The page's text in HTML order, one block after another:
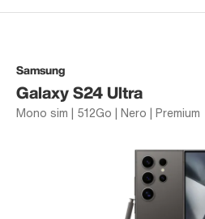
Samsung
Galaxy S24 Ultra
Mono sim | 512Go | Nero | Premium